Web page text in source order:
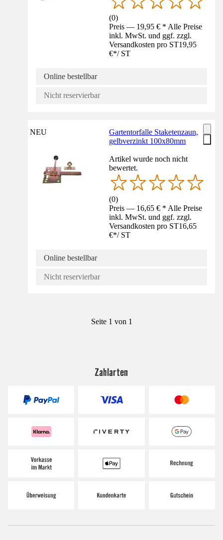
(0)
Preis — 19,95 € * Alle Preise
inkl. MwSt. und ggf. zzgl.
Versandkosten pro ST19,95
€*/ ST
Online bestellbar
Nicht reservierbar
NEU
Gartentorfalle Staketenzaun,
gelbverzinkt 100x80mm
Artikel wurde noch nicht
bewertet.
(0)
Preis — 16,65 € * Alle Preise
inkl. MwSt. und ggf. zzgl.
Versandkosten pro ST16,65
€*/ ST
Online bestellbar
Nicht reservierbar
Seite 1 von 1
Zahlarten